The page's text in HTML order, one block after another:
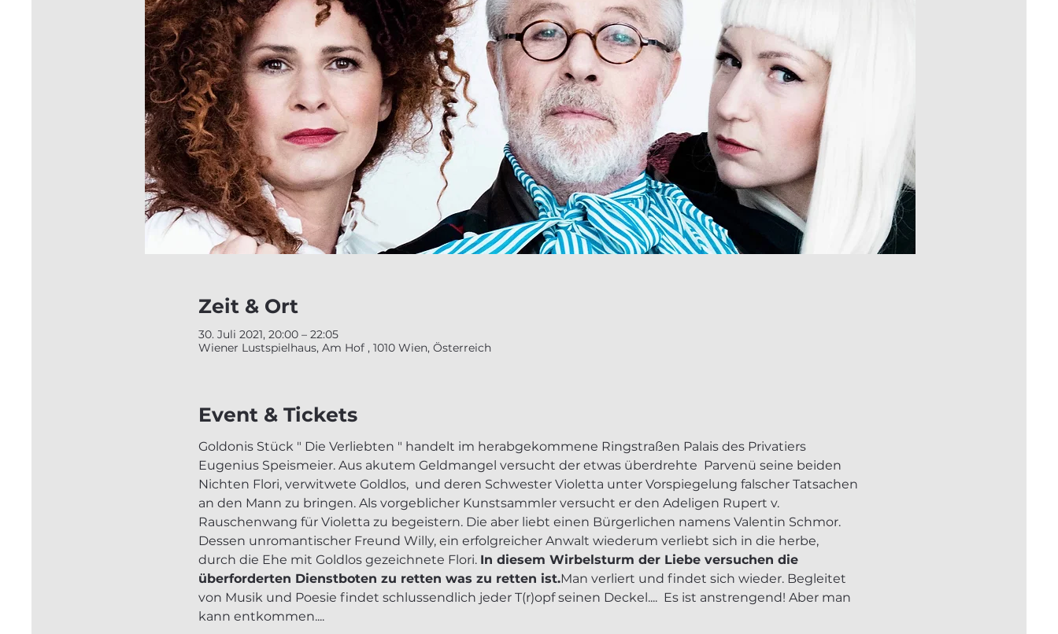
Zeit & Ort
30. Juli 2021, 20:00 – 22:05
Wiener Lustspielhaus, Am Hof , 1010 Wien, Österreich
Event & Tickets
Goldonis Stück " Die Verliebten " handelt im herabgekommene Ringstraßen Palais des Privatiers
Eugenius Speismeier. Aus akutem Geldmangel versucht der etwas überdrehte  Parvenü seine beiden
Nichten Flori, verwitwete Goldlos,  und deren Schwester Violetta unter Vorspiegelung falscher Tatsachen
an den Mann zu bringen. Als vorgeblicher Kunstsammler versucht er den Adeligen Rupert v.
Rauschenwang für Violetta zu begeistern. Die aber liebt einen Bürgerlichen namens Valentin Schmor.
Dessen unromantischer Freund Willy, ein erfolgreicher Anwalt wiederum verliebt sich in die herbe,
durch die Ehe mit Goldlos gezeichnete Flori. In diesem Wirbelsturm der Liebe versuchen die
überforderten Dienstboten zu retten was zu retten ist.Man verliert und findet sich wieder. Begleitet
von Musik und Poesie findet schlussendlich jeder T(r)opf seinen Deckel....  Es ist anstrengend! Aber man
kann entkommen....